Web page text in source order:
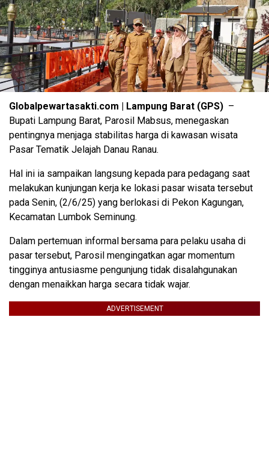
Globalpewartasakti.com | Lampung Barat (GPS) –
Bupati Lampung Barat, Parosil Mabsus, menegaskan
pentingnya menjaga stabilitas harga di kawasan wisata
Pasar Tematik Jelajah Danau Ranau.
Hal ini ia sampaikan langsung kepada para pedagang saat
melakukan kunjungan kerja ke lokasi pasar wisata tersebut
pada Senin, (2/6/25) yang berlokasi di Pekon Kagungan,
Kecamatan Lumbok Seminung.
Dalam pertemuan informal bersama para pelaku usaha di
pasar tersebut, Parosil mengingatkan agar momentum
tingginya antusiasme pengunjung tidak disalahgunakan
dengan menaikkan harga secara tidak wajar.
ADVERTISEMENT